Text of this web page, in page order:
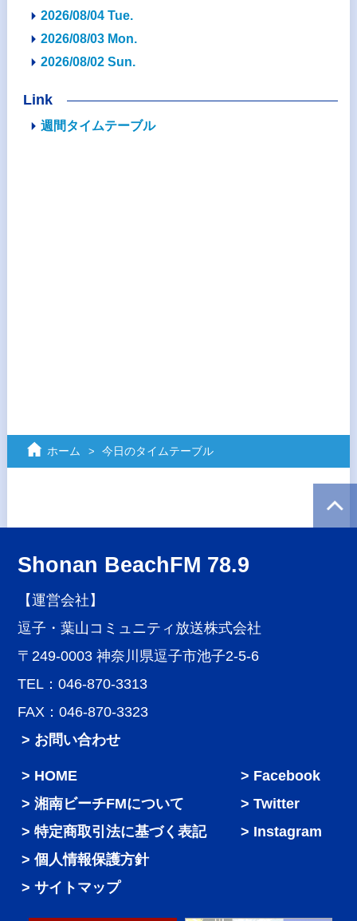
2026/08/04 Tue.
2026/08/03 Mon.
2026/08/02 Sun.
Link
週間タイムテーブル
ホーム 今日のタイムテーブル
Shonan BeachFM 78.9
【運営会社】
逗子・葉山コミュニティ放送株式会社
〒249-0003 神奈川県逗子市池子2-5-6
TEL：046-870-3313
FAX：046-870-3323
> お問い合わせ
HOME
湘南ビーチFMについて
特定商取引法に基づく表記
個人情報保護方針
サイトマップ
Facebook
Twitter
Instagram